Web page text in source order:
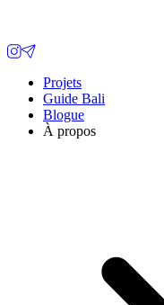
Projets
Guide Bali
Blogue
À propos